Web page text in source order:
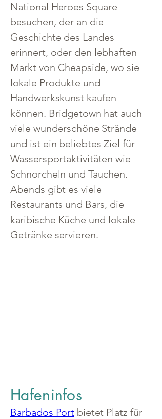
National Heroes Square
besuchen, der an die
Geschichte des Landes
erinnert, oder den lebhaften
Markt von Cheapside, wo sie
lokale Produkte und
Handwerkskunst kaufen
können. Bridgetown hat auch
viele wunderschöne Strände
und ist ein beliebtes Ziel für
Wassersportaktivitäten wie
Schnorcheln und Tauchen.
Abends gibt es viele
Restaurants und Bars, die
karibische Küche und lokale
Getränke servieren.
Hafeninfos
Barbados Port bietet Platz für